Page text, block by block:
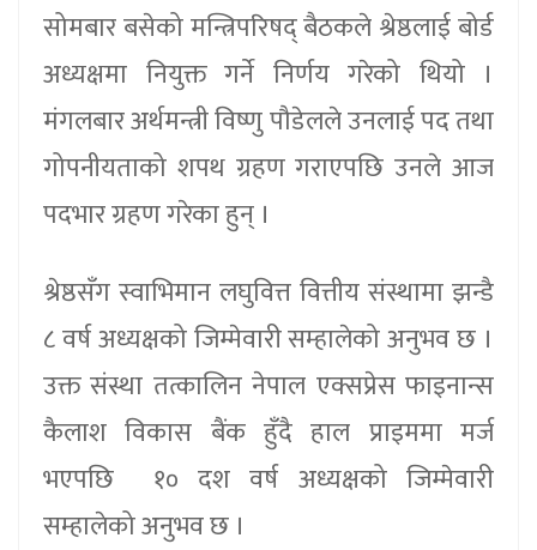
सोमबार बसेको मन्त्रिपरिषद् बैठकले श्रेष्ठलाई बोर्ड
अध्यक्षमा नियुक्त गर्ने निर्णय गरेको थियो ।
मंगलबार अर्थमन्त्री विष्णु पौडेलले उनलाई पद तथा
गोपनीयताको शपथ ग्रहण गराएपछि उनले आज
पदभार ग्रहण गरेका हुन् ।
श्रेष्ठसँग स्वाभिमान लघुवित्त वित्तीय संस्थामा झन्डै
८ वर्ष अध्यक्षको जिम्मेवारी सम्हालेको अनुभव छ ।
उक्त संस्था तत्कालिन नेपाल एक्सप्रेस फाइनान्स
कैलाश विकास बैंक हुँदै हाल प्राइममा मर्ज
भएपछि १० दश वर्ष अध्यक्षको जिम्मेवारी
सम्हालेको अनुभव छ ।